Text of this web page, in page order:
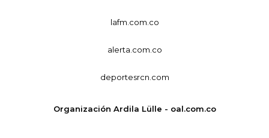
lafm.com.co
alerta.com.co
deportesrcn.com
Organización Ardila Lülle - oal.com.co